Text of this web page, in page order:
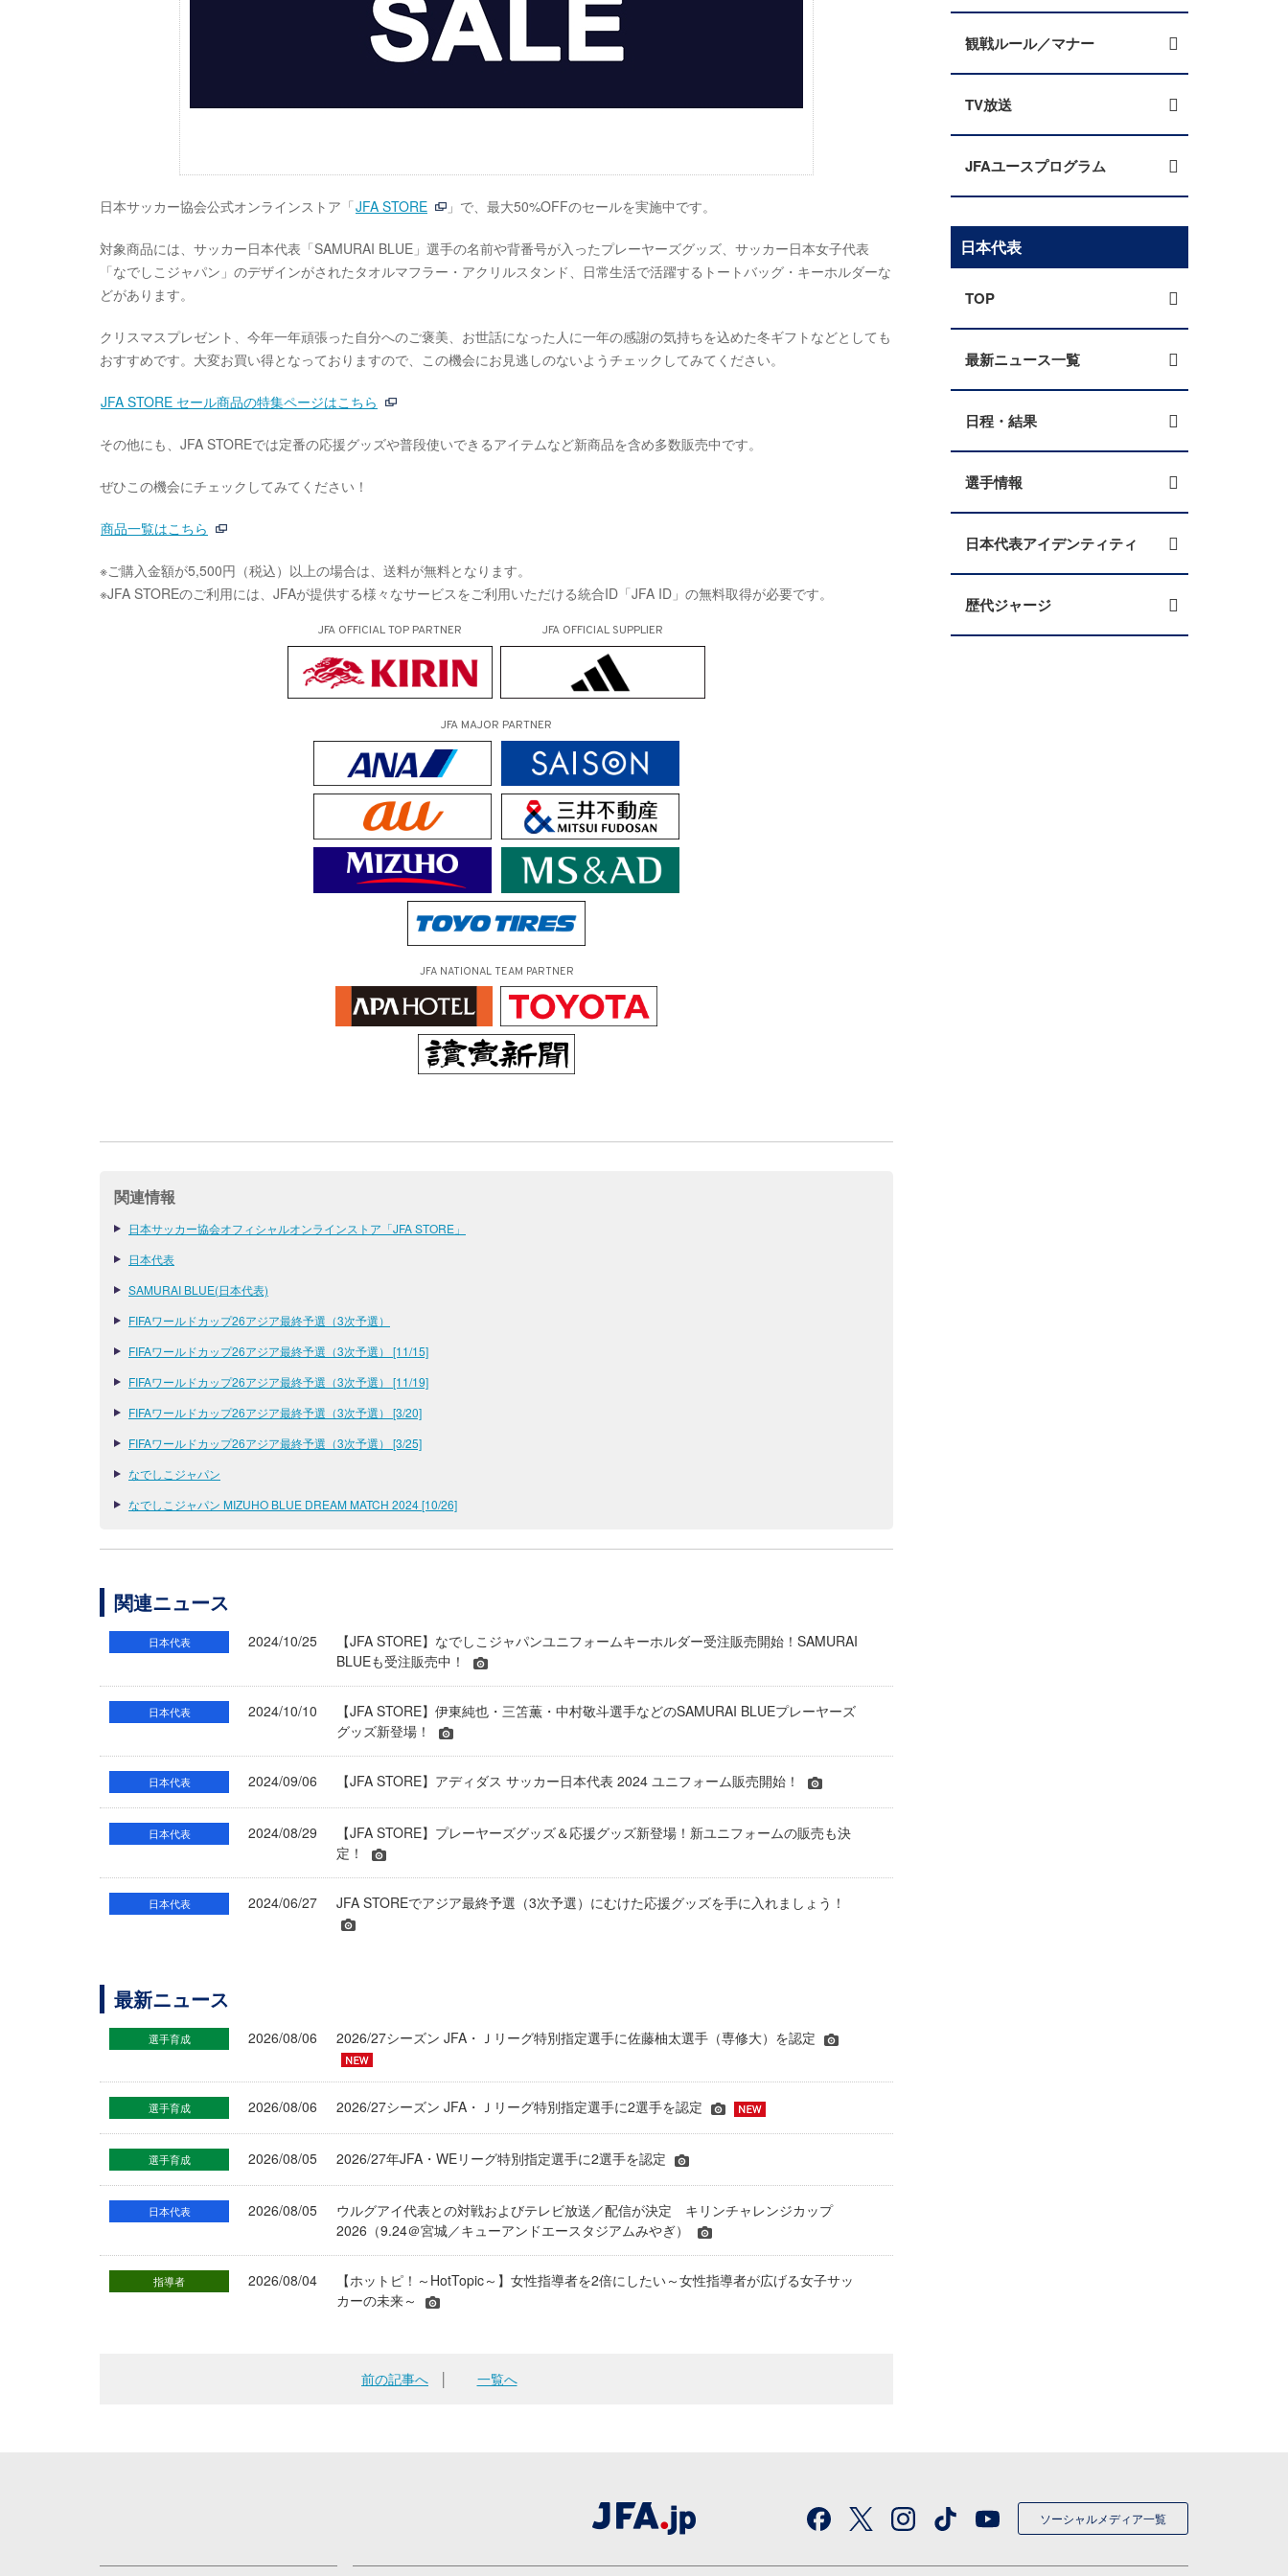
日本サッカー協会公式オンラインストア「JFA STORE 」で、最大50%OFFのセールを実施中です。
対象商品には、サッカー日本代表「SAMURAI BLUE」選手の名前や背番号が入ったプレーヤーズグッズ、サッカー日本女子代表
「なでしこジャパン」のデザインがされたタオルマフラー・アクリルスタンド、日常生活で活躍するトートバッグ・キーホルダーな
どがあります。
クリスマスプレゼント、今年一年頑張った自分へのご褒美、お世話になった人に一年の感謝の気持ちを込めた冬ギフトなどとしても
おすすめです。大変お買い得となっておりますので、この機会にお見逃しのないようチェックしてみてください。
JFA STORE セール商品の特集ページはこちら
その他にも、JFA STOREでは定番の応援グッズや普段使いできるアイテムなど新商品を含め多数販売中です。
ぜひこの機会にチェックしてみてください！
商品一覧はこちら
※ご購入金額が5,500円（税込）以上の場合は、送料が無料となります。
※JFA STOREのご利用には、JFAが提供する様々なサービスをご利用いただける統合ID「JFA ID」の無料取得が必要です。
JFA OFFICIALTOP PARTNER JFA OFFICIAL SUPPLIER
JFA MAJOR PARTNER
JFA NATIONAL TEAM PARTNER
関連情報
日本サッカー協会オフィシャルオンラインストア「JFA STORE」
日本代表
SAMURAI BLUE(日本代表)
FIFAワールドカップ26アジア最終予選（3次予選）
FIFAワールドカップ26アジア最終予選（3次予選） [11/15]
FIFAワールドカップ26アジア最終予選（3次予選） [11/19]
FIFAワールドカップ26アジア最終予選（3次予選） [3/20]
FIFAワールドカップ26アジア最終予選（3次予選） [3/25]
なでしこジャパン
なでしこジャパン MIZUHO BLUE DREAM MATCH 2024 [10/26]
関連ニュース
日本代表 2024/10/25
【JFA STORE】なでしこジャパンユニフォームキーホルダー受注販売開始！SAMURAI
BLUEも受注販売中！
日本代表 2024/10/10
【JFA STORE】伊東純也・三笘薫・中村敬斗選手などのSAMURAI BLUEプレーヤーズ
グッズ新登場！
日本代表 2024/09/06 【JFA STORE】アディダス サッカー日本代表 2024 ユニフォーム販売開始！
日本代表 2024/08/29
【JFA STORE】プレーヤーズグッズ＆応援グッズ新登場！新ユニフォームの販売も決
定！
日本代表 2024/06/27 JFA STOREでアジア最終予選（3次予選）にむけた応援グッズを手に入れましょう！
最新ニュース
選手育成 2026/08/06 2026/27シーズン JFA・Ｊリーグ特別指定選手に佐藤柚太選手（専修大）を認定
選手育成 2026/08/06 2026/27シーズン JFA・Ｊリーグ特別指定選手に2選手を認定
選手育成 2026/08/05 2026/27年JFA・WEリーグ特別指定選手に2選手を認定
日本代表 2026/08/05
ウルグアイ代表との対戦およびテレビ放送／配信が決定 キリンチャレンジカップ
2026（9.24＠宮城／キューアンドエースタジアムみやぎ）
指導者 2026/08/04
【ホットピ！～HotTopic～】女性指導者を2倍にしたい～女性指導者が広げる女子サッ
カーの未来～
前の記事へ 一覧へ
観戦ルール／マナー
TV放送
JFAユースプログラム
日本代表
TOP
最新ニュース一覧
日程・結果
選手情報
日本代表アイデンティティ
歴代ジャージ
ソーシャルメディア一覧